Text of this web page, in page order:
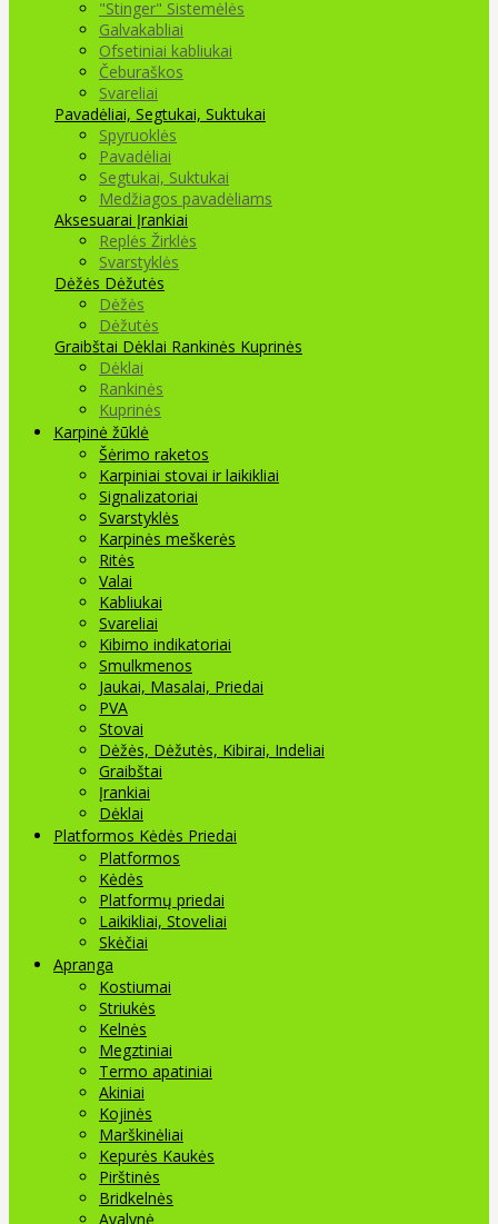
"Stinger" Sistemėlės
Galvakabliai
Ofsetiniai kabliukai
Čeburaškos
Svareliai
Pavadėliai, Segtukai, Suktukai
Spyruoklės
Pavadėliai
Segtukai, Suktukai
Medžiagos pavadėliams
Aksesuarai Įrankiai
Replės Žirklės
Svarstyklės
Dėžės Dėžutės
Dėžės
Dėžutės
Graibštai Dėklai Rankinės Kuprinės
Dėklai
Rankinės
Kuprinės
Karpinė žūklė
Šėrimo raketos
Karpiniai stovai ir laikikliai
Signalizatoriai
Svarstyklės
Karpinės meškerės
Ritės
Valai
Kabliukai
Svareliai
Kibimo indikatoriai
Smulkmenos
Jaukai, Masalai, Priedai
PVA
Stovai
Dėžės, Dėžutės, Kibirai, Indeliai
Graibštai
Įrankiai
Dėklai
Platformos Kėdės Priedai
Platformos
Kėdės
Platformų priedai
Laikikliai, Stoveliai
Skėčiai
Apranga
Kostiumai
Striukės
Kelnės
Megztiniai
Termo apatiniai
Akiniai
Kojinės
Marškinėliai
Kepurės Kaukės
Pirštinės
Bridkelnės
Avalynė